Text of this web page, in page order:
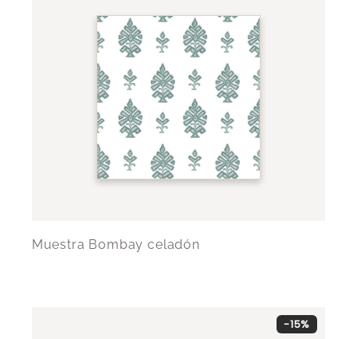
Muestra Bombay celadón
-15%